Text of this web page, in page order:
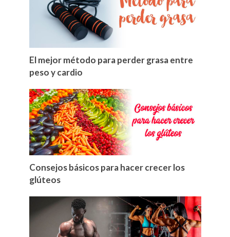
El mejor método para perder grasa entre
peso y cardio
Consejos básicos para hacer crecer los
glúteos